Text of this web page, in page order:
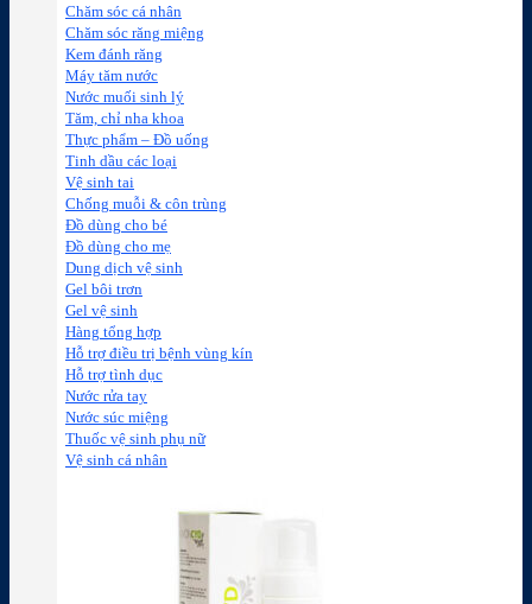
Chăm sóc cá nhân
Chăm sóc răng miệng
Kem đánh răng
Máy tăm nước
Nước muối sinh lý
Tăm, chỉ nha khoa
Thực phẩm – Đồ uống
Tinh dầu các loại
Vệ sinh tai
Chống muỗi & côn trùng
Đồ dùng cho bé
Đồ dùng cho mẹ
Dung dịch vệ sinh
Gel bôi trơn
Gel vệ sinh
Hàng tổng hợp
Hỗ trợ điều trị bệnh vùng kín
Hỗ trợ tình dục
Nước rửa tay
Nước súc miệng
Thuốc vệ sinh phụ nữ
Vệ sinh cá nhân